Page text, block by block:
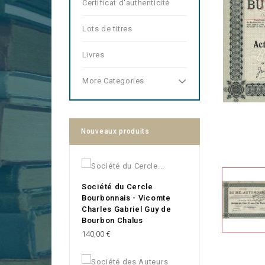
Certificat d'authenticité
Lots de titres
Livres
More Categories
Nouveaux produits
Société du Cercle
Bourbonnais - Vicomte
Charles Gabriel Guy de
Bourbon Chalus
Prix
140,00 €